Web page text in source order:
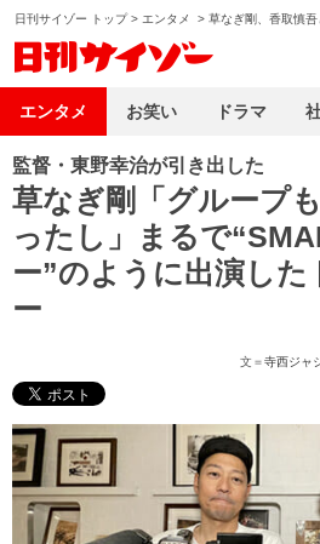
日刊サイゾー トップ> エンタメ > 草なぎ剛、香取慎
監督・東野幸治が引き出した
草なぎ剛「グループ
ったし」まるで
ー”のように出演した
ー
文＝寺西ジャ
エンタメ お笑い ドラマ